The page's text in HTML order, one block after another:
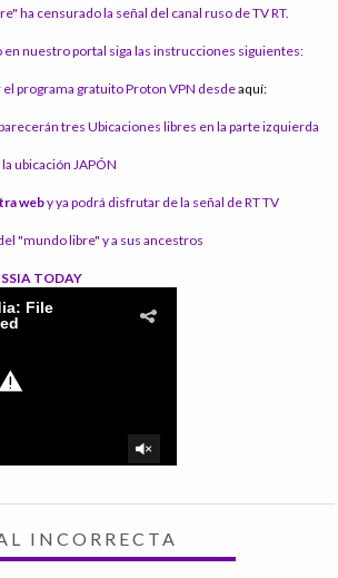
ha censurado la señal del canal ruso de TV RT.
nuestro portal siga las instrucciones siguientes:
programa gratuito Proton VPN desdeaquí:
tres Ubicaciones libres en la parte izquierda
la ubicación JAPÓN
weby ya podrá disfrutar de la señal de RT TV
"mundo libre" y a sus ancestros
TODAY
INCORRECTA